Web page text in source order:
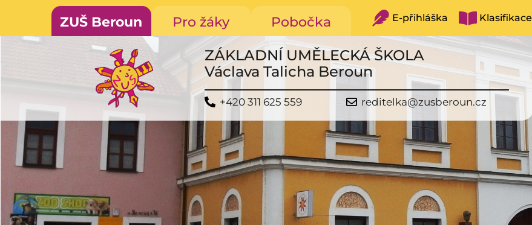
ZUŠ Beroun Pro žáky Pobočka E-přihláška Klasifikace
ZÁKLADNÍ UMĚLECKÁ ŠKOLA
Václava Talicha Beroun
+420 311 625 559 reditelka@zusberoun.cz